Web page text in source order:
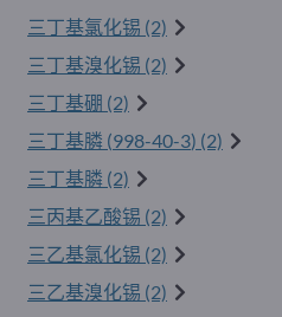
三丁基氯化锡 (2)
三丁基溴化锡 (2)
三丁基硼 (2)
三丁基膦 (998-40-3) (2)
三丁基膦 (2)
三丙基乙酸锡 (2)
三乙基氯化锡 (2)
三乙基溴化锡 (2)